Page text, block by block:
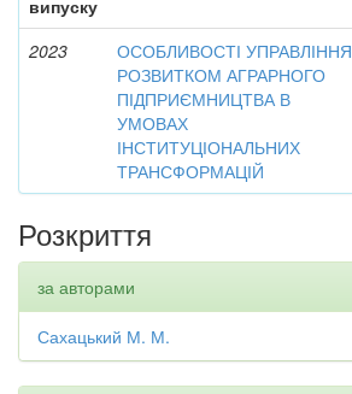
випуску
2023
ОСОБЛИВОСТІ УПРАВЛІННЯ
РОЗВИТКОМ АГРАРНОГО
ПІДПРИЄМНИЦТВА В
УМОВАХ
ІНСТИТУЦІОНАЛЬНИХ
ТРАНСФОРМАЦІЙ
Розкриття
за авторами
Сахацький М. М.